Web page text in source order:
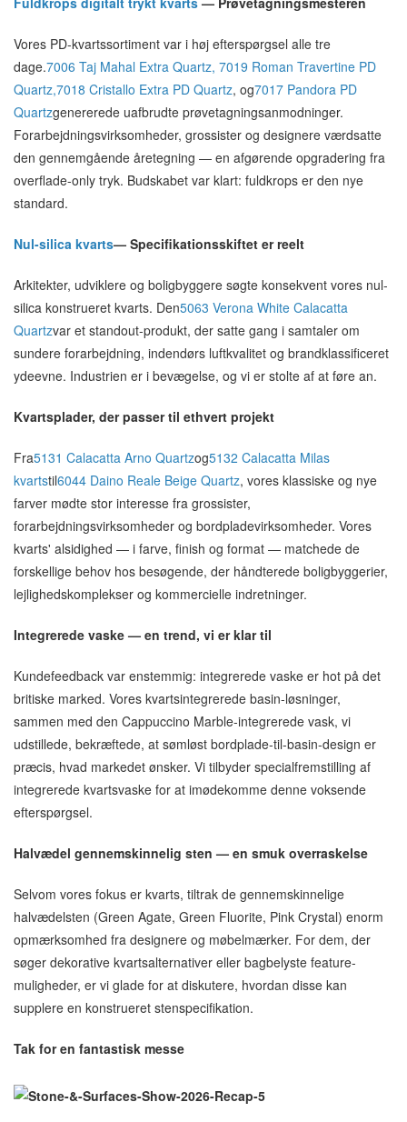
Vores PD-kvartssortiment var i høj efterspørgsel alle tre
dage.7006 Taj Mahal Extra Quartz, 7019 Roman Travertine PD
Quartz,7018 Cristallo Extra PD Quartz, og7017 Pandora PD
Quartzgenererede uafbrudte prøvetagningsanmodninger.
Forarbejdningsvirksomheder, grossister og designere værdsatte
den gennemgående åretegning — en afgørende opgradering fra
overflade-only tryk. Budskabet var klart: fuldkrops er den nye
standard.
Nul-silica kvarts— Specifikationsskiftet er reelt
Arkitekter, udviklere og boligbyggere søgte konsekvent vores nul-
silica konstrueret kvarts. Den5063 Verona White Calacatta
Quartzvar et standout-produkt, der satte gang i samtaler om
sundere forarbejdning, indendørs luftkvalitet og brandklassificeret
ydeevne. Industrien er i bevægelse, og vi er stolte af at føre an.
Kvartsplader, der passer til ethvert projekt
Fra5131 Calacatta Arno Quartzog5132 Calacatta Milas
kvartstil6044 Daino Reale Beige Quartz, vores klassiske og nye
farver mødte stor interesse fra grossister,
forarbejdningsvirksomheder og bordpladevirksomheder. Vores
kvarts' alsidighed — i farve, finish og format — matchede de
forskellige behov hos besøgende, der håndterede boligbyggerier,
lejlighedskomplekser og kommercielle indretninger.
Integrerede vaske — en trend, vi er klar til
Kundefeedback var enstemmig: integrerede vaske er hot på det
britiske marked. Vores kvartsintegrerede basin-løsninger,
sammen med den Cappuccino Marble-integrerede vask, vi
udstillede, bekræftede, at sømløst bordplade-til-basin-design er
præcis, hvad markedet ønsker. Vi tilbyder specialfremstilling af
integrerede kvartsvaske for at imødekomme denne voksende
efterspørgsel.
Halvædel gennemskinnelig sten — en smuk overraskelse
Selvom vores fokus er kvarts, tiltrak de gennemskinnelige
halvædelsten (Green Agate, Green Fluorite, Pink Crystal) enorm
opmærksomhed fra designere og møbelmærker. For dem, der
søger dekorative kvartsalternativer eller bagbelyste feature-
muligheder, er vi glade for at diskutere, hvordan disse kan
supplere en konstrueret stenspecifikation.
Tak for en fantastisk messe